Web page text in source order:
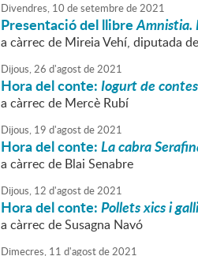
Divendres, 10 desetembrede2021
Presentació del llibreAmnistia.
a càrrec de Mireia Vehí, diputada
Dijous,26 d'agostde2021
Hora del conte:Iogurt de
a càrrec de Mercè Rubí
Dijous, 19 d'agostde2021
Hora del conte:La cabra
a càrrec de Blai Senabre
Dijous, 12 d'agostde2021
Hora del conte:Pollets xics i
a càrrec de Susagna Navó
Dimecres, 11 d'agostde2021